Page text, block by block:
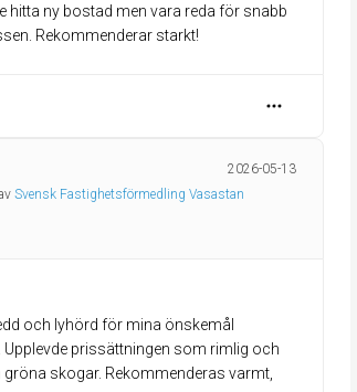
hitta ny bostad men vara reda för snabb
Rekommenderar starkt!
2026-05-13
Svensk Fastighetsförmedling Vasastan
och lyhörd för mina önskemål
prissättningen som rimlig och
skogar. Rekommenderas varmt,